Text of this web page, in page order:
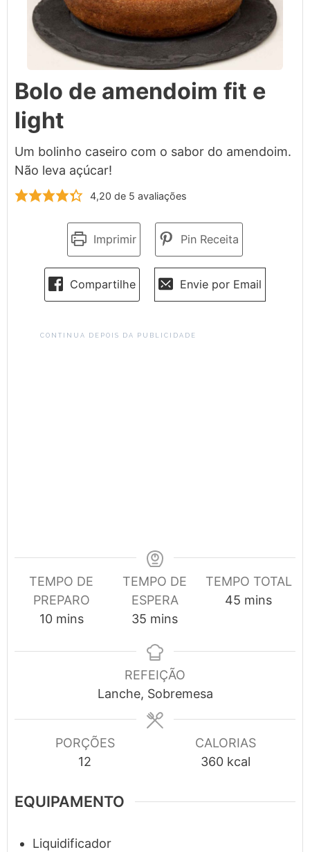
Bolo de amendoim fit e
light
Um bolinho caseiro com o sabor do amendoim.
Não leva açúcar!
4,20 de 5 avaliações
Imprimir Pin Receita
Compartilhe Envie por Email
CONTINUA DEPOIS DA PUBLICIDADE
TEMPO DE
PREPARO
10minutes
mins
TEMPO DE
ESPERA
35 minutes
mins
TEMPO TOTAL
45 minutes
mins
REFEIÇÃO
Lanche, Sobremesa
PORÇÕES
12
CALORIAS
360 kcal
EQUIPAMENTO
Liquidificador